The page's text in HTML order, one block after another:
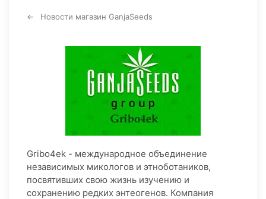
Новости магазин GanjaSeeds
Gribo4ek - международное объединение
независимых микологов и этноботаников,
посвятивших свою жизнь изучению и
сохранению редких энтеогенов. Компания